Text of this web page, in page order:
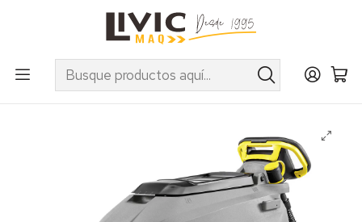
UTILIZA EL CUPÓN "INVIERNO10" EN PRODUCTOS SELECCIONADOS
Categorías Línea Limpieza
Limpiadoras de Piso y Tapiz
Vacuolavadora mod. BD 50/50 C EP 230V/50H